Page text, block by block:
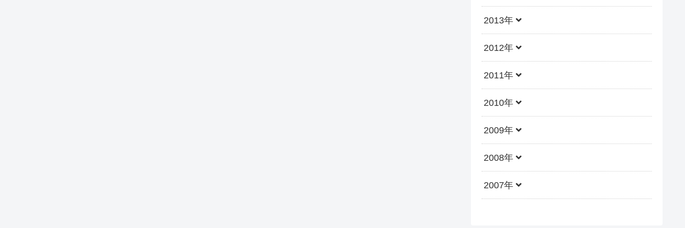
2013年
2012年
2011年
2010年
2009年
2008年
2007年